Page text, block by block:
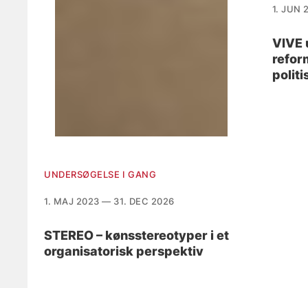
UNDERSØGELSE I GANG
1. MAJ 2023 — 31. DEC 2026
STEREO – kønsstereotyper i et
organisatorisk perspektiv
1. JUN
VIVE